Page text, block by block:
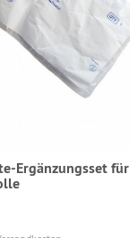
Ergänzungsset für